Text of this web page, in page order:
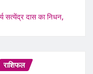
सत्येंद्र दास का निधन,
राशिफल